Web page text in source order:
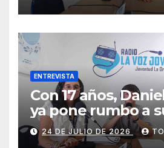
ENTREVISTA
Con 17 años,
ya pone rumbo a
ser piloto.
24 DE JULIO DE 2026